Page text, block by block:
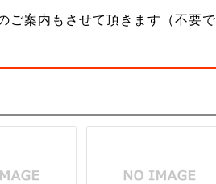
ご案内もさせて頂きます（不要